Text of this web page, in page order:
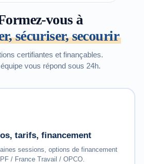
vous à
sécuriser, secourir
certifiantes et finançables.
vous répond sous 24h.
tarifs, financement
sessions, options de financement
/ France Travail / OPCO.